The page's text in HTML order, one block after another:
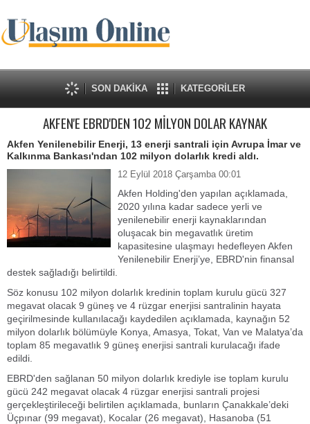
SON DAKİKA KATEGORİLER
AKFEN'E EBRD'DEN 102 MİLYON DOLAR KAYNAK
Akfen Yenilenebilir Enerji, 13 enerji santrali için Avrupa İmar ve
Kalkınma Bankası'ndan 102 milyon dolarlık kredi aldı.
12 Eylül 2018 Çarşamba 00:01
Akfen Holding'den yapılan açıklamada,
2020 yılına kadar sadece yerli ve
yenilenebilir enerji kaynaklarından
oluşacak bin megavatlık üretim
kapasitesine ulaşmayı hedefleyen Akfen
Yenilenebilir Enerji’ye, EBRD'nin finansal
destek sağladığı belirtildi.
Söz konusu 102 milyon dolarlık kredinin toplam kurulu gücü 327
megavat olacak 9 güneş ve 4 rüzgar enerjisi santralinin hayata
geçirilmesinde kullanılacağı kaydedilen açıklamada, kaynağın 52
milyon dolarlık bölümüyle Konya, Amasya, Tokat, Van ve Malatya’da
toplam 85 megavatlık 9 güneş enerjisi santrali kurulacağı ifade
edildi.
EBRD'den sağlanan 50 milyon dolarlık krediyle ise toplam kurulu
gücü 242 megavat olacak 4 rüzgar enerjisi santrali projesi
gerçekleştirileceği belirtilen açıklamada, bunların Çanakkale’deki
Üçpınar (99 megavat), Kocalar (26 megavat), Hasanoba (51